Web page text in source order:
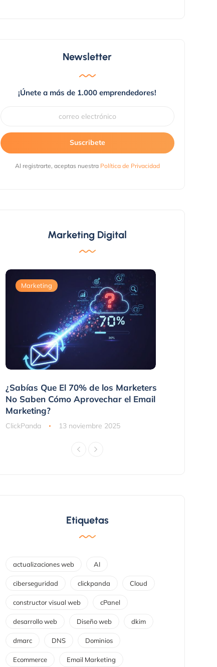
Newsletter
¡Únete a más de 1.000 emprendedores!
Suscribete
Al registrarte, aceptas nuestra Política de Privacidad
Marketing Digital
Marketing
¿Sabías Que El 70% de los Marketers
No Saben Cómo Aprovechar el Email
Marketing?
ClickPanda 13 noviembre 2025
Etiquetas
actualizaciones web AI
ciberseguridad clickpanda Cloud
constructor visual web cPanel
desarrollo web Diseño web dkim
dmarc DNS Dominios
Ecommerce Email Marketing